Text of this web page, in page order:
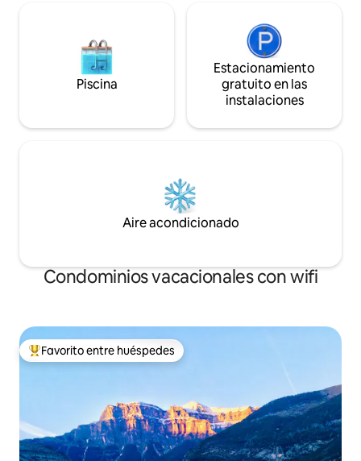
Piscina
Estacionamiento
gratuito en las
instalaciones
Aire acondicionado
Condominios vacacionales con wifi
Favorito entre huéspedes preferido
Favorito entre huéspedes